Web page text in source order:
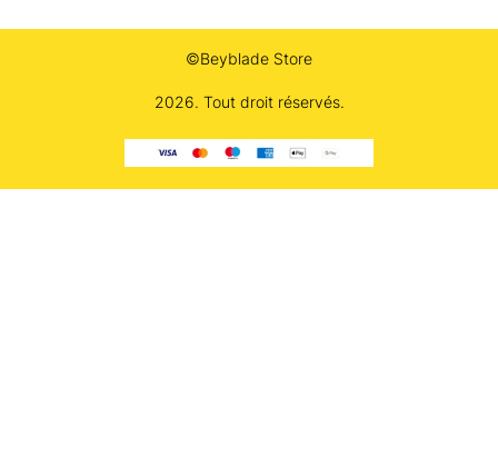
©Beyblade Store
2026. Tout droit réservés.